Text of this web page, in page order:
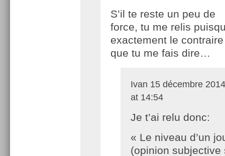
S’il te reste un peu de
force, tu me relis
exactement le
que tu me fais dire…
Ivan 15 décembre 2014
at 14:54
Je t’ai relu donc:
« Le niveau d’un
(opinion subjective